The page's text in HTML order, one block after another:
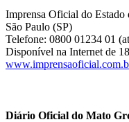
Imprensa Oficial do Estado
São Paulo (SP)
Telefone: 0800 01234 01
Disponível na Internet de
Diário Oficial do Mato